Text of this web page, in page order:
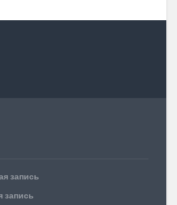
запись
запись